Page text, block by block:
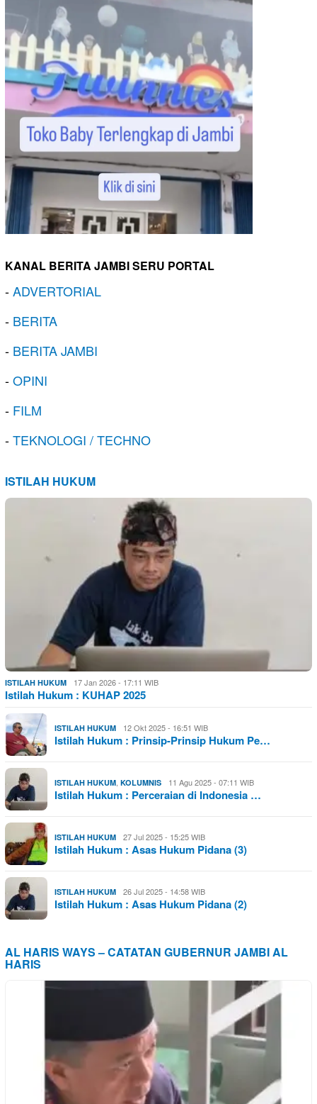
KANAL BERITA JAMBI SERU PORTAL
-ADVERTORIAL
- BERITA
- BERITA JAMBI
-OPINI
- FILM
-TEKNOLOGI / TECHNO
ISTILAH HUKUM
ISTILAH HUKUM 17 Jan 2026 - 17:11 WIB
Istilah Hukum : KUHAP 2025
ISTILAH HUKUM 12 Okt 2025 - 16:51 WIB
Istilah Hukum : Prinsip-Prinsip Hukum Pe…
ISTILAH HUKUM, KOLUMNIS 11 Agu 2025 - 07:11 WIB
Istilah Hukum : Perceraian di Indonesia …
ISTILAH HUKUM 27 Jul 2025 - 15:25 WIB
Istilah Hukum : Asas Hukum Pidana (3)
ISTILAH HUKUM 26 Jul 2025 - 14:58 WIB
Istilah Hukum : Asas Hukum Pidana (2)
AL HARIS WAYS – CATATAN GUBERNUR JAMBI AL
HARIS